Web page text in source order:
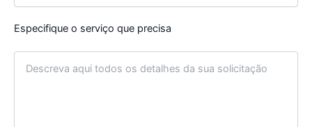
Especifique o serviço que precisa